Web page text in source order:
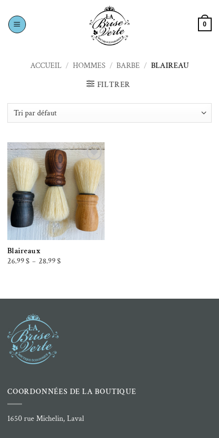
contenu
0
ACCUEIL / HOMMES / BARBE / BLAIREAU
FILTRER
Ajouter à la liste de souhaits
Blaireaux
26.99 $ – 28.99 $Plage
de
COORDONNÉES DE LA BOUTIQUE
1650 rue Michelin, Laval